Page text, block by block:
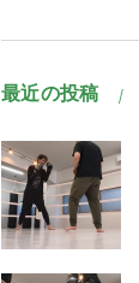
最近の投稿